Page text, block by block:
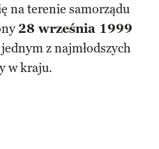
na terenie samorządu
28 września 1999
z najmłodszych
w kraju.